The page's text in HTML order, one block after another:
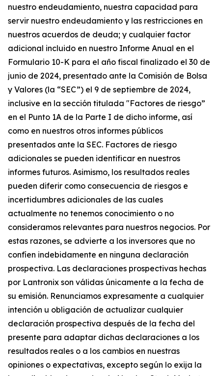
nuestro endeudamiento, nuestra capacidad para
servir nuestro endeudamiento y las restricciones en
nuestros acuerdos de deuda; y cualquier factor
adicional incluido en nuestro Informe Anual en el
Formulario 10-K para el año fiscal finalizado el 30 de
junio de 2024, presentado ante la Comisión de Bolsa
y Valores (la “SEC”) el 9 de septiembre de 2024,
inclusive en la sección titulada "Factores de riesgo”
en el Punto 1A de la Parte I de dicho informe, así
como en nuestros otros informes públicos
presentados ante la SEC. Factores de riesgo
adicionales se pueden identificar en nuestros
informes futuros. Asimismo, los resultados reales
pueden diferir como consecuencia de riesgos e
incertidumbres adicionales de las cuales
actualmente no tenemos conocimiento o no
consideramos relevantes para nuestros negocios. Por
estas razones, se advierte a los inversores que no
confíen indebidamente en ninguna declaración
prospectiva. Las declaraciones prospectivas hechas
por Lantronix son válidas únicamente a la fecha de
su emisión. Renunciamos expresamente a cualquier
intención u obligación de actualizar cualquier
declaración prospectiva después de la fecha del
presente para adaptar dichas declaraciones a los
resultados reales o a los cambios en nuestras
opiniones o expectativas, excepto según lo exija la